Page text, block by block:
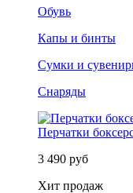
Обувь
Капы и бинты
Сумки и
Снаряды
Перчатки
3 490 руб
Хит продаж